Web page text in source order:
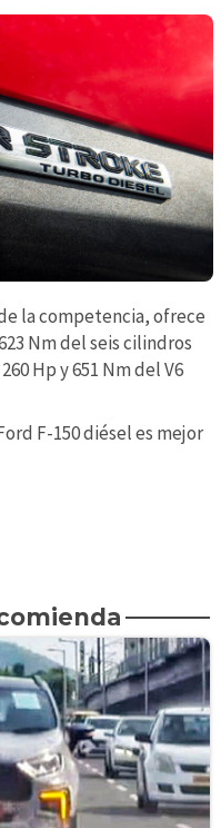
la competencia, ofrece
Nm del seis cilindros
Hp y 651 Nm del V6
F-150 diésel es mejor